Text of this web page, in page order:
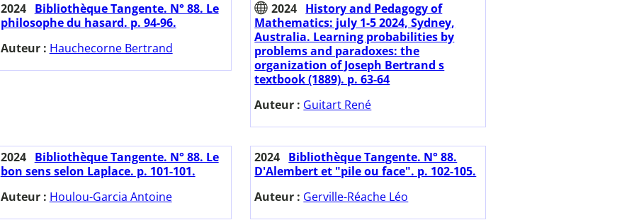
2024
Bibliothèque Tangente. N° 88. Le
philosophe du hasard. p. 94-96.
Auteur : Hauchecorne Bertrand
2024 History and Pedagogy of
Mathematics: july 1-5 2024, Sydney,
Australia. Learning probabilities by
problems and paradoxes: the
organization of Joseph Bertrand s
textbook (1889). p. 63-64
Auteur : Guitart René
2024
Bibliothèque Tangente. N° 88. Le
bon sens selon Laplace. p. 101-101.
Auteur : Houlou-Garcia Antoine
2024 Bibliothèque Tangente. N° 88.
D'Alembert et "pile ou face". p. 102-105.
Auteur : Gerville-Réache Léo